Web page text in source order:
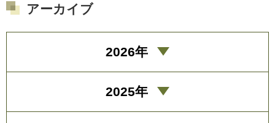
アーカイブ
2026年
2025年